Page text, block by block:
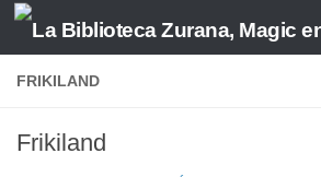
Saltar al contenido
FRIKILAND
Frikiland